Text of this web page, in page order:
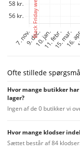
Ofte stillede
Hvor mange butikker har
lager?
Ingen af de 0 butikker vi
Hvor mange klodser
Sættet består af 84